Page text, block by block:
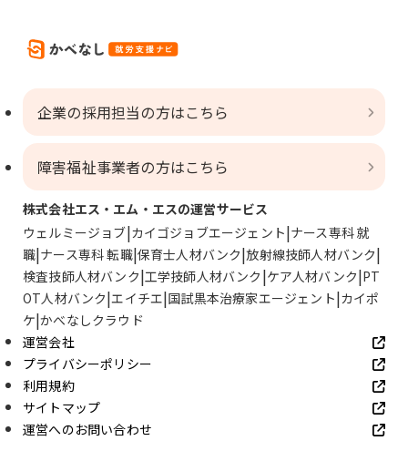
企業の採用担当の方はこちら
障害福祉事業者の方はこちら
株式会社エス・エム・エスの運営サービス
ウェルミージョブ カイゴジョブエージェント ナース専科 就
職 ナース専科 転職 保育士人材バンク 放射線技師人材バンク
検査技師人材バンク 工学技師人材バンク ケア人材バンク PT
OT人材バンク エイチエ 国試黒本治療家エージェント カイポ
ケ かべなしクラウド
運営会社
プライバシーポリシー
利用規約
サイトマップ
運営へのお問い合わせ